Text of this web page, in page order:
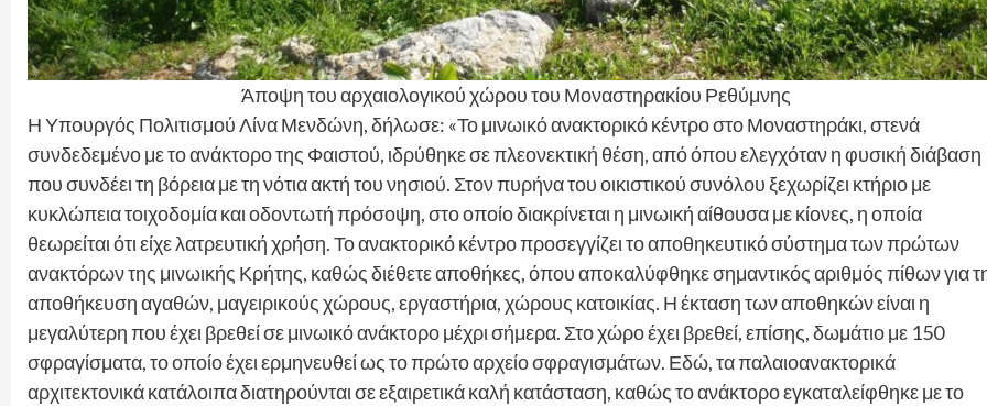
Άποψη του αρχαιολογικού χώρου του Μοναστηρακίου Ρεθύμνης
Η Υπουργός Πολιτισμού Λίνα Μενδώνη, δήλωσε: «Το μινωικό ανακτορικό κέντρο στο Μοναστηράκι, στενά
συνδεδεμένο με το ανάκτορο της Φαιστού, ιδρύθηκε σε πλεονεκτική θέση, από όπου ελεγχόταν η φυσική διάβαση
που συνδέει τη βόρεια με τη νότια ακτή του νησιού. Στον πυρήνα του οικιστικού συνόλου ξεχωρίζει κτήριο με
κυκλώπεια τοιχοδομία και οδοντωτή πρόσοψη, στο οποίο διακρίνεται η μινωική αίθουσα με κίονες, η οποία
θεωρείται ότι είχε λατρευτική χρήση. Το ανακτορικό κέντρο προσεγγίζει το αποθηκευτικό σύστημα των πρώτων
ανακτόρων της μινωικής Κρήτης, καθώς διέθετε αποθήκες, όπου αποκαλύφθηκε σημαντικός αριθμός πίθων για
αποθήκευση αγαθών, μαγειρικούς χώρους, εργαστήρια, χώρους κατοικίας. Η έκταση των αποθηκών είναι η
μεγαλύτερη που έχει βρεθεί σε μινωικό ανάκτορο μέχρι σήμερα. Στο χώρο έχει βρεθεί, επίσης, δωμάτιο με 150
σφραγίσματα, το οποίο έχει ερμηνευθεί ως το πρώτο αρχείο σφραγισμάτων. Εδώ, τα παλαιοανακτορικά
αρχιτεκτονικά κατάλοιπα διατηρούνται σε εξαιρετικά καλή κατάσταση, καθώς το ανάκτορο εγκαταλείφθηκε με το